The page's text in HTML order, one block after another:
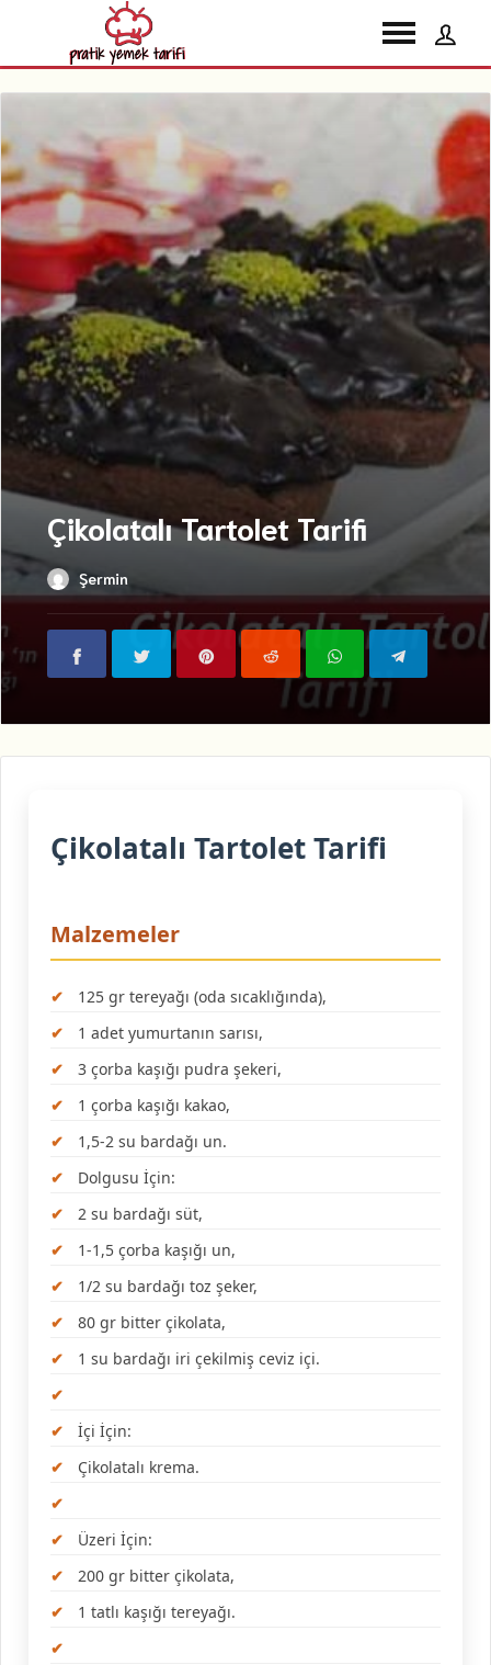
Çikolatalı Tartolet Tarifi
Şermin
Çikolatalı Tartolet Tarifi
Malzemeler
125 gr tereyağı (oda sıcaklığında),
1 adet yumurtanın sarısı,
3 çorba kaşığı pudra şekeri,
1 çorba kaşığı kakao,
1,5-2 su bardağı un.
Dolgusu İçin:
2 su bardağı süt,
1-1,5 çorba kaşığı un,
1/2 su bardağı toz şeker,
80 gr bitter çikolata,
1 su bardağı iri çekilmiş ceviz içi.
İçi İçin:
Çikolatalı krema.
Üzeri İçin:
200 gr bitter çikolata,
1 tatlı kaşığı tereyağı.